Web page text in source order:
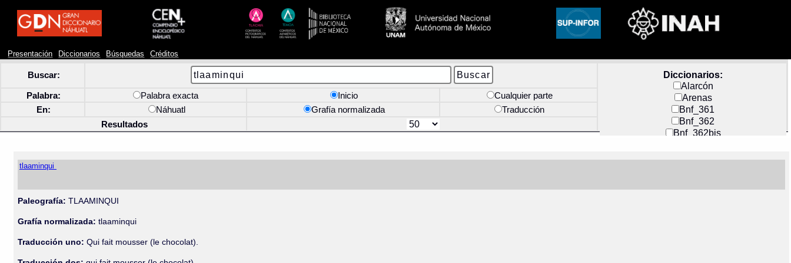
Presentación Diccionarios Búsquedas Créditos
Buscar:
Diccionarios:
Alarcón
Arenas
Bnf_361
Bnf_362
Bnf_362bis
Docs_México
Palabra: Palabra exacta Inicio
Cualquier parte
En:
Náhuatl Grafía normalizada
Traducción
Resultados
tlaaminqui
Paleografía: TLAAMINQUI
Grafía normalizada: tlaaminqui
Traducción uno: Qui fait mousser (le chocolat).